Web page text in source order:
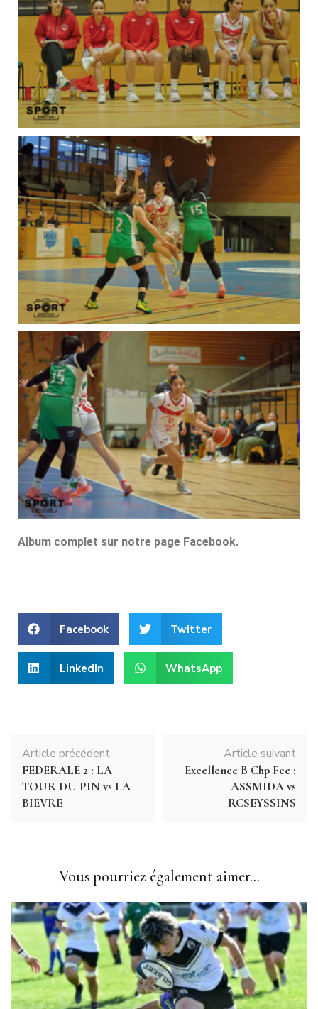
Album complet sur notre page Facebook.
Facebook Twitter
LinkedIn WhatsApp
Article précédent
FEDERALE 2 : LA
TOUR DU PIN vs LA
BIEVRE
Article suivant
Excellence B Chp Fce :
ASSMIDA vs
RCSEYSSINS
Vous pourriez également aimer...